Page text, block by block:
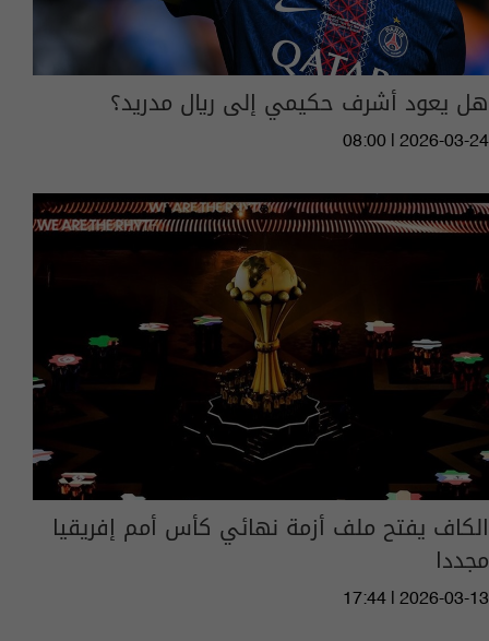
هل يعود أشرف حكيمي إلى ريال مدريد؟
08:00 | 2026-03-24
الكاف يفتح ملف أزمة نهائي كأس أمم إفريقيا
مجددا
17:44 | 2026-03-13